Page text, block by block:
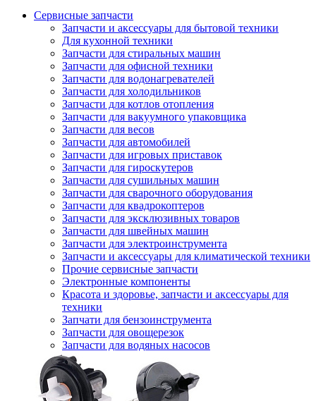
Сервисные запчасти
Запчасти и аксессуары для бытовой техники
Для кухонной техники
Запчасти для стиральных машин
Запчасти для офисной техники
Запчасти для водонагревателей
Запчасти для холодильников
Запчасти для котлов отопления
Запчасти для вакуумного упаковщика
Запчасти для весов
Запчасти для автомобилей
Запчасти для игровых приставок
Запчасти для гироскутеров
Запчасти для сушильных машин
Запчасти для сварочного оборудования
Запчасти для квадрокоптеров
Запчасти для эксклюзивных товаров
Запчасти для швейных машин
Запчасти для электроинструмента
Запчасти и аксессуары для климатической техники
Прочие сервисные запчасти
Электронные компоненты
Красота и здоровье, запчасти и аксессуары для
техники
Запчати для бензоинструмента
Запчасти для овощерезок
Запчасти для водяных насосов